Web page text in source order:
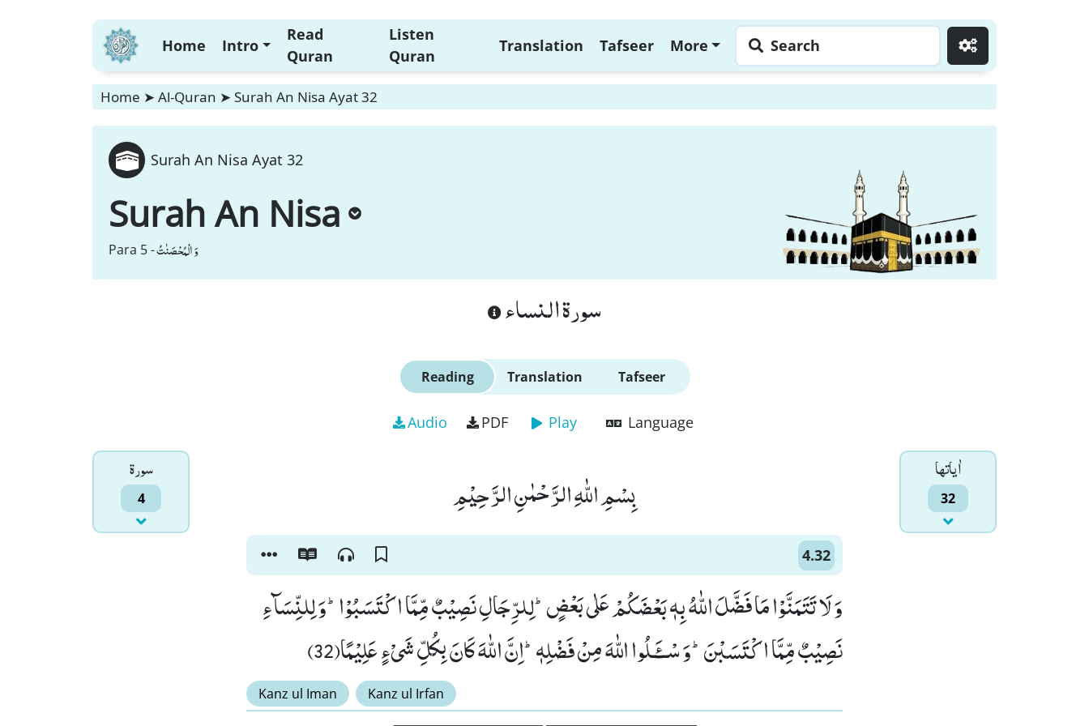
Home Intro
Read
Quran
Listen
Quran
Translation Tafseer More Search
Home ➤ Al-Quran ➤ Surah An Nisa Ayat 32
Surah An Nisa Ayat 32
Surah An Nisa
Para 5 -وَ الْمُحْصَنٰتُ
سورة النساء
Reading Translation Tafseer
Audio PDF Play Language
سورۃ
4
اٰياتها
32 بِسْمِ اللّٰهِ الرَّحْمٰنِ الرَّحِیْمِ
4.32
وَ لَا تَتَمَنَّوْا مَا فَضَّلَ اللّٰهُ بِهٖ بَعْضَكُمْ عَلٰى بَعْضٍؕ-لِلرِّجَالِ نَصِیْبٌ مِّمَّا اكْتَسَبُوْاؕ-وَ لِلنِّسَآءِ
نَصِیْبٌ مِّمَّا اكْتَسَبْنَؕ-وَ سْــٴَـلُوا اللّٰهَ مِنْ فَضْلِهٖؕ-اِنَّ اللّٰهَ كَانَ بِكُلِّ شَیْءٍ عَلِیْمًا(32)
Kanz ul Iman Kanz ul Irfan